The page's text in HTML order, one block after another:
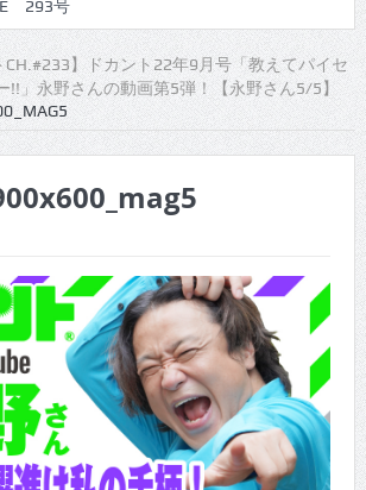
293号
292号
291号
290号
289号
288号
287号
286号
285号
294号
CH.#233】ドカント22年9月号「教えてパイセ
!!」永野さんの動画第5弾！【永野さん5/5】